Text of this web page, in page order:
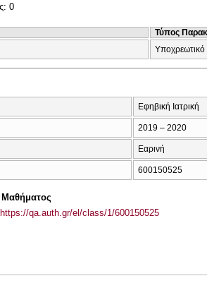
0
Τύπος
Υποχρεωτικό
Εφηβική Ιατρική
2019 – 2020
Εαρινή
600150525
Μαθήματος
https://qa.auth.gr/el/class/1/600150525